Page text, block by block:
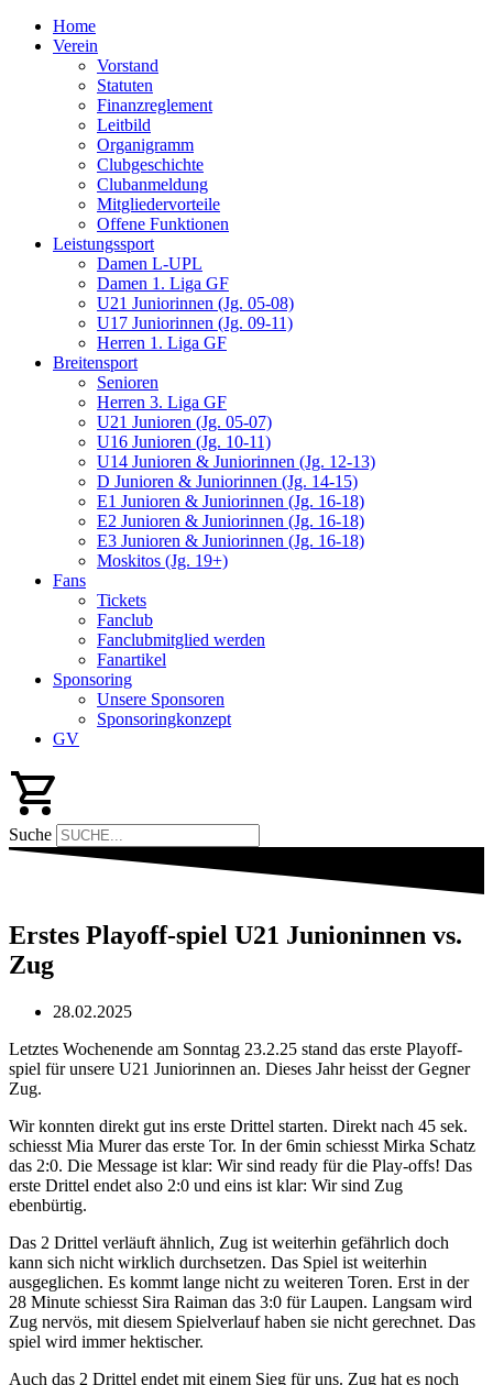
Home
Verein
Vorstand
Statuten
Finanzreglement
Leitbild
Organigramm
Clubgeschichte
Clubanmeldung
Mitgliedervorteile
Offene Funktionen
Leistungssport
Damen L-UPL
Damen 1. Liga GF
U21 Juniorinnen (Jg. 05-08)
U17 Juniorinnen (Jg. 09-11)
Herren 1. Liga GF
Breitensport
Senioren
Herren 3. Liga GF
U21 Junioren (Jg. 05-07)
U16 Junioren (Jg. 10-11)
U14 Junioren & Juniorinnen (Jg. 12-13)
D Junioren & Juniorinnen (Jg. 14-15)
E1 Junioren & Juniorinnen (Jg. 16-18)
E2 Junioren & Juniorinnen (Jg. 16-18)
E3 Junioren & Juniorinnen (Jg. 16-18)
Moskitos (Jg. 19+)
Fans
Tickets
Fanclub
Fanclubmitglied werden
Fanartikel
Sponsoring
Unsere Sponsoren
Sponsoringkonzept
GV
Suche
Erstes Playoff-spiel U21 Junioninnen vs.
Zug
28.02.2025
Letztes Wochenende am Sonntag 23.2.25 stand das erste Playoff-
spiel für unsere U21 Juniorinnen an. Dieses Jahr heisst der Gegner
Zug.
Wir konnten direkt gut ins erste Drittel starten. Direkt nach 45 sek.
schiesst Mia Murer das erste Tor. In der 6min schiesst Mirka Schatz
das 2:0. Die Message ist klar: Wir sind ready für die Play-offs! Das
erste Drittel endet also 2:0 und eins ist klar: Wir sind Zug
ebenbürtig.
Das 2 Drittel verläuft ähnlich, Zug ist weiterhin gefährlich doch
kann sich nicht wirklich durchsetzen. Das Spiel ist weiterhin
ausgeglichen. Es kommt lange nicht zu weiteren Toren. Erst in der
28 Minute schiesst Sira Raiman das 3:0 für Laupen. Langsam wird
Zug nervös, mit diesem Spielverlauf haben sie nicht gerechnet. Das
spiel wird immer hektischer.
Auch das 2 Drittel endet mit einem Sieg für uns. Zug hat es noch